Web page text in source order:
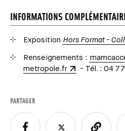
INFORMATIONS
Exposition Hors Format -
Renseignements :
metropole.fr
- Tél. : 04
PARTAGER